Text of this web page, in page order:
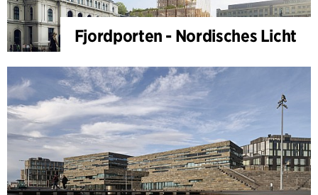
Fjordporten - Nordisches Licht